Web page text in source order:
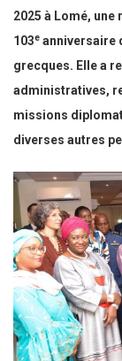
2025 à Lomé,
103e anniversaire
grecques. Elle a
administratives,
missions
diverses autres